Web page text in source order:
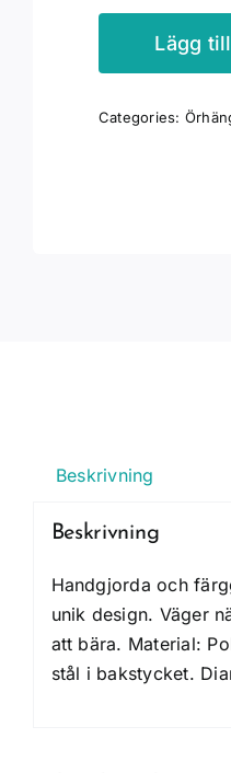
Lägg
Categories:
Beskrivning
Beskrivning
Handgjorda och
unik design. Väger
att bära. Material:
stål i bakstycket.